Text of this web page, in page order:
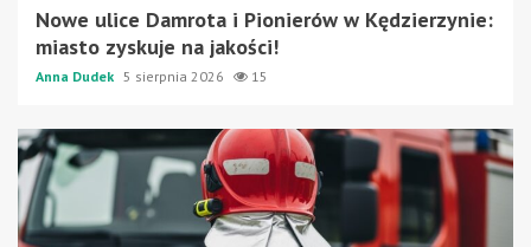
Nowe ulice Damrota i Pionierów w Kędzierzynie:
miasto zyskuje na jakości!
Anna Dudek 5 sierpnia 2026 15